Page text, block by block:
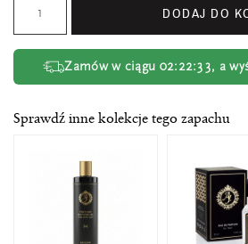
DODAJ DO
Zamów w ciągu 02:22:32, a
Sprawdź inne kolekcje tego zapachu